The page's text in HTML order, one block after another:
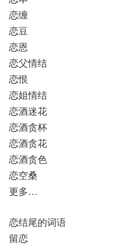
恋缠
恋豆
恋恩
恋父情结
恋恨
恋姐情结
恋酒迷花
恋酒贪杯
恋酒贪花
恋酒贪色
恋空桑
更多…
恋结尾的词语
留恋